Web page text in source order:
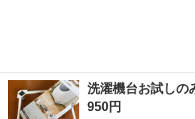
洗濯機台お試しの
950円